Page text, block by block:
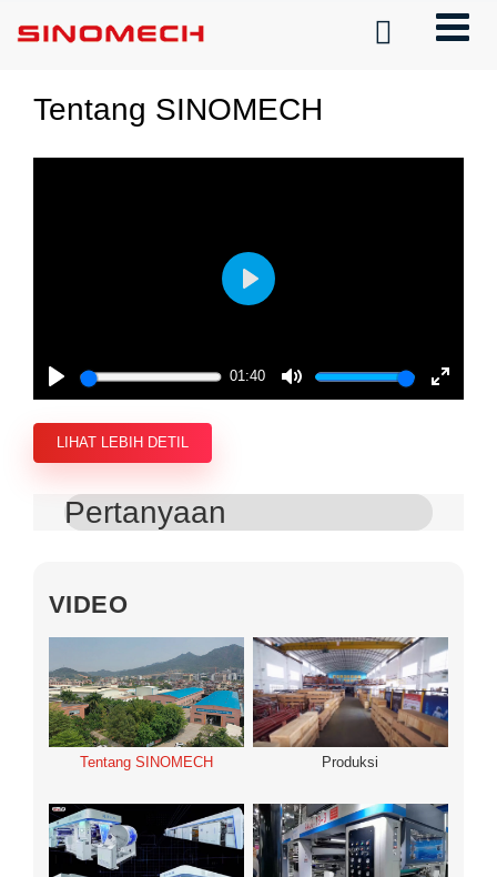

Tentang SINOMECH
Play
01:40
Mute
Enter
Play
LIHAT LEBIH DETIL
Pertanyaan
VIDEO
Tentang SINOMECH Produksi